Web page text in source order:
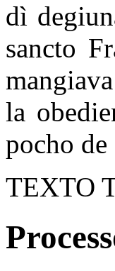
dì
sancto
la
pocho de
TEXTO